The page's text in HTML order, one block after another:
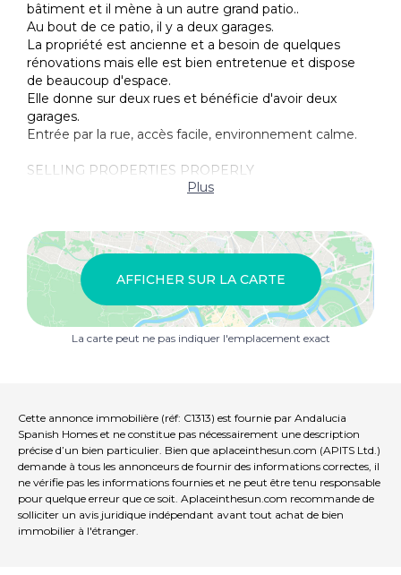
bâtiment et il mène à un autre grand patio..
Au bout de ce patio, il y a deux garages.
La propriété est ancienne et a besoin de quelques
rénovations mais elle est bien entretenue et dispose
de beaucoup d'espace.
Elle donne sur deux rues et bénéficie d'avoir deux
garages.
Entrée par la rue, accès facile, environnement calme.
SELLING PROPERTIES PROPERLY
Plus
AFFICHER SUR LA CARTE
La carte peut ne pas indiquer l'emplacement exact
Cette annonce immobilière (réf: C1313) est fournie par Andalucia
Spanish Homes et ne constitue pas nécessairement une description
précise d’un bien particulier. Bien que aplaceinthesun.com (APITS Ltd.)
demande à tous les annonceurs de fournir des informations correctes, il
ne vérifie pas les informations fournies et ne peut être tenu responsable
pour quelque erreur que ce soit. Aplaceinthesun.com recommande de
solliciter un avis juridique indépendant avant tout achat de bien
immobilier à l'étranger.